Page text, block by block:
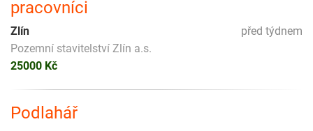
pracovníci
před týdnem
Zlín
Pozemní stavitelství Zlín a.s.
25000 Kč
Podlahář